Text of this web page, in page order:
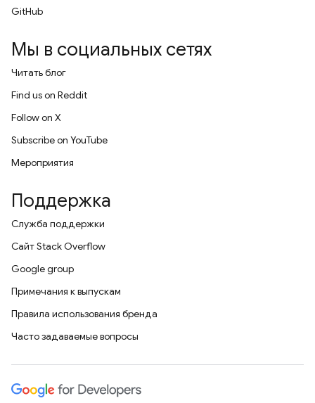
GitHub
Мы в социальных сетях
Читать блог
Find us on Reddit
Follow on X
Subscribe on YouTube
Мероприятия
Поддержка
Служба поддержки
Сайт Stack Overflow
Google group
Примечания к выпускам
Правила использования бренда
Часто задаваемые вопросы